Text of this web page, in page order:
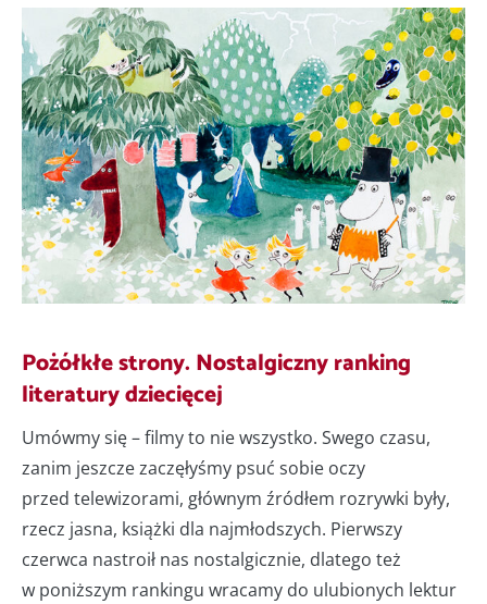
Pożółkłe strony. Nostalgiczny ranking
literatury dziecięcej
Umówmy się – filmy to nie wszystko. Swego czasu,
zanim jeszcze zaczęłyśmy psuć sobie oczy
przed telewizorami, głównym źródłem rozrywki były,
rzecz jasna, książki dla najmłodszych. Pierwszy
czerwca nastroił nas nostalgicznie, dlatego też
w poniższym rankingu wracamy do ulubionych lektur